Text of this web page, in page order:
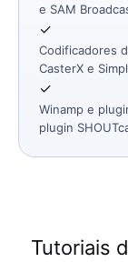
e SAM
✓
Codificadores
CasterX e
✓
Winamp e
plugin
Tutoriais